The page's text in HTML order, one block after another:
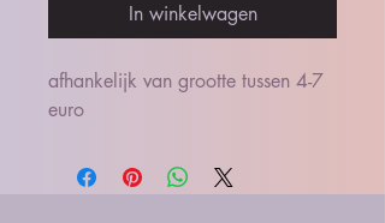
In winkelwagen
afhankelijk van grootte tussen 4-7
euro